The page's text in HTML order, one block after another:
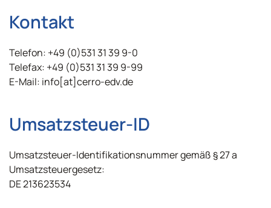
Kontakt
Telefon: +49 (0)531 31 39 9-0
Telefax: +49 (0)531 31 39 9-99
E-Mail: info[at]cerro-edv.de
Umsatzsteuer-ID
Umsatzsteuer-Identifikationsnummer gemäß § 27 a
Umsatzsteuergesetz:
DE 213623534